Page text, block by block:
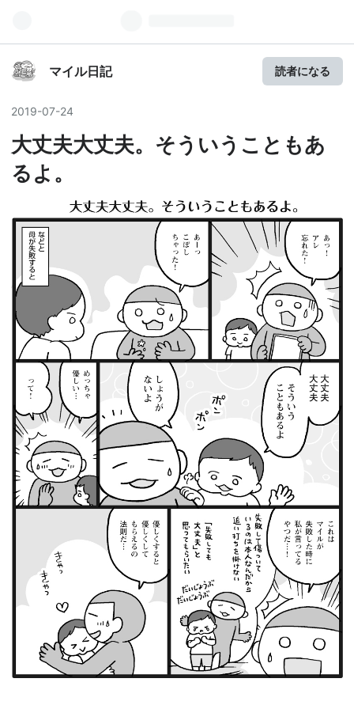
マイル日記 読者になる
2019-07-24
大丈夫大丈夫。そういうこともあ
るよ。